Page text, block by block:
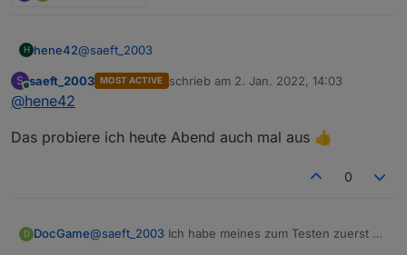
H hene42@saeft_2003
im Moment so, die Frage ist ob das so i.o. ist
S
Online
saeft_2003 MOST ACTIVE schrieb am 2. Jan. 2022, 14:03
zuletzt editiert von
@hene42
Das probiere ich heute Abend auch mal aus 👍
0
D DocGame@saeft_2003 Ich habe meines zum Testen zuerst an